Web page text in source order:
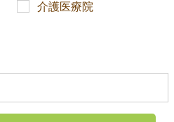
介護医療院